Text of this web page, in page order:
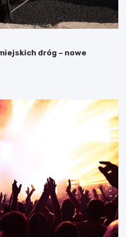
dróg – nowe